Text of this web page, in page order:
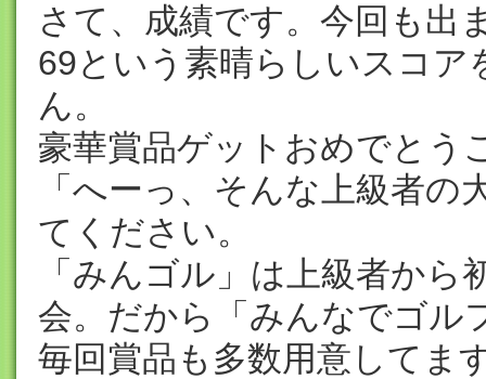
さて、成績です。今回も出
69という素晴らしいスコア
ん。
豪華賞品ゲットおめでとう
「へーっ、そんな上級者
てください。
「みんゴル」は上級者か
会。だから「みんなでゴル
毎回賞品も多数用意してま